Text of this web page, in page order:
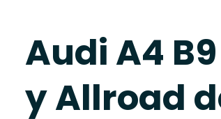
Audi A4
y Allroad